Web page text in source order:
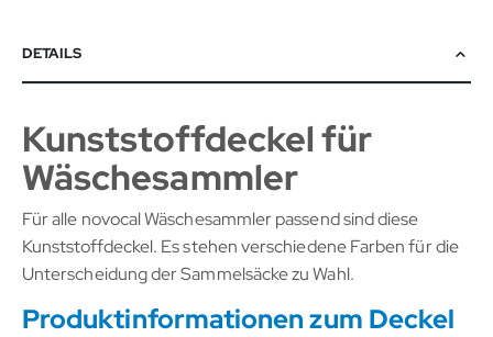
DETAILS
Kunststoffdeckel für
Wäschesammler
Für alle novocal Wäschesammler passend sind diese
Kunststoffdeckel. Es stehen verschiedene Farben für die
Unterscheidung der Sammelsäcke zu Wahl.
Produktinformationen zum Deckel